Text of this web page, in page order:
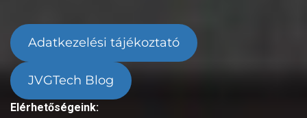
Adatkezelési tájékoztató
JVGTech Blog
Elérhetőségeink: